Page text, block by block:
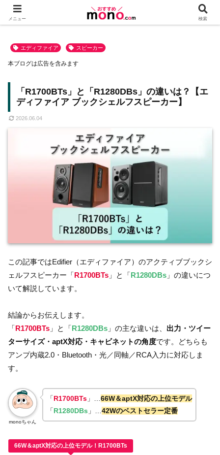
エディファイア スピーカー
「R1700BTs」と「R1280DBs」の違いは？【エ
ディファイア ブックシェルフスピーカー】
2026.06.04
本ブログは広告を含みます
この記事ではEdifier（エディファイア）のアクティブブックシ
ェルフスピーカー「R1700BTs 」と「R1280DBs 」の違いにつ
いて解説しています。
結論からお伝えします。
「R1700BTs 」と「R1280DBs 」の主な違いは、 出力・ツイー
ターサイズ・aptX対応・キャビネットの角度です。どちらも
アンプ内蔵2.0・Bluetooth・光／同軸／RCA入力に対応しま
す。
monoちゃん
「R1700BTs 」… 66W＆aptX対応の上位モデル
「R1280DBs 」… 42Wのベストセラー定番
66W＆aptX対応の上位モデル！R1700BTs
メニュー 検索